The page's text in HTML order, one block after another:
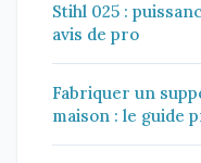
Stihl 025 :
avis de pro
Fabriquer un
maison : le guide